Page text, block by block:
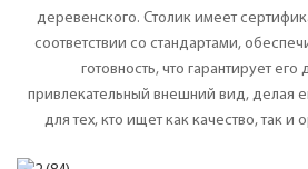
деревенского. Столик имеет
соответствии со стандартами,
готовность, что гарантирует его
привлекательный внешний вид, делая
для тех, кто ищет как качество, так и